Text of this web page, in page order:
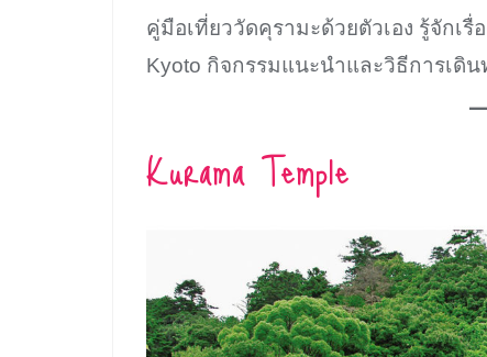
คู่มือเที่ยววัดคุรามะด้วยตัวเอง รู้จักเ
Kyoto กิจกรรมแนะนำและวิธีการเดิน
Kurama Temple